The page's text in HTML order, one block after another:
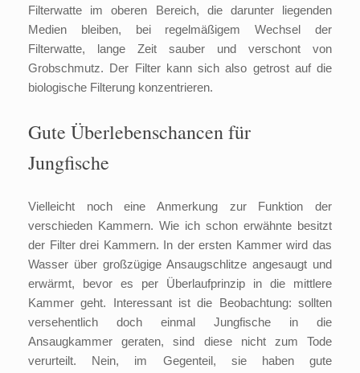
Filterwatte im oberen Bereich, die darunter liegenden
Medien bleiben, bei regelmäßigem Wechsel der
Filterwatte, lange Zeit sauber und verschont von
Grobschmutz. Der Filter kann sich also getrost auf die
biologische Filterung konzentrieren.
Gute Überlebenschancen für
Jungfische
Vielleicht noch eine Anmerkung zur Funktion der
verschieden Kammern. Wie ich schon erwähnte besitzt
der Filter drei Kammern. In der ersten Kammer wird das
Wasser über großzügige Ansaugschlitze angesaugt und
erwärmt, bevor es per Überlaufprinzip in die mittlere
Kammer geht. Interessant ist die Beobachtung: sollten
versehentlich doch einmal Jungfische in die
Ansaugkammer geraten, sind diese nicht zum Tode
verurteilt. Nein, im Gegenteil, sie haben gute